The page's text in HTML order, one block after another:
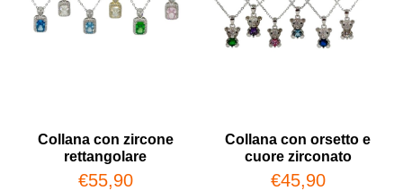
Collana con zircone
rettangolare
€55,90
Collana con orsetto e
cuore zirconato
€45,90